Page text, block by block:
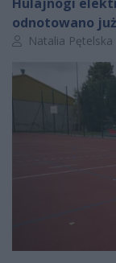
odnotowano
Autor artykułu:
Natalia Pętelska